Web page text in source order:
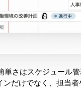
単さはスケジュール
ンだけでなく、担当者